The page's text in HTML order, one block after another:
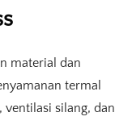
material dan
termal
silang, dan